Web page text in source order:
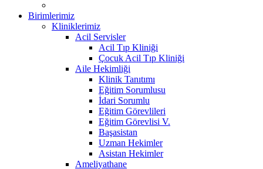
Birimlerimiz
Kliniklerimiz
Acil Servisler
Acil Tıp Kliniği
Çocuk Acil Tıp Kliniği
Aile Hekimliği
Klinik Tanıtımı
Eğitim Sorumlusu
İdari Sorumlu
Eğitim Görevlileri
Eğitim Görevlisi V.
Başasistan
Uzman Hekimler
Asistan Hekimler
Ameliyathane